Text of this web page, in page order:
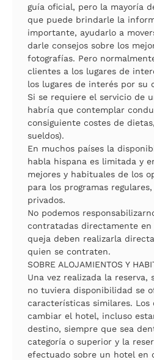
guía oficial, pero la mayoría
que puede brindarle la
importante, ayudarlo a
darle consejos sobre los
fotografías. Pero
clientes a los lugares de
los lugares de interés por su
Si se requiere el servicio de
habría que contemplar
consiguiente costes de
sueldos).
En muchos países la
habla hispana es limitada y
mejores y habituales de los
para los programas
privados.
No podemos
contratadas directamente en
queja deben realizarla
quien se contraten.
SOBRE ALOJAMIENTOS Y
Una vez realizada la reserva,
no tuviera disponibilidad se
características similares. Los
cambiar el hotel, incluso
destino, siempre que sea
categoría o superior y la
efectuado sobre un hotel en